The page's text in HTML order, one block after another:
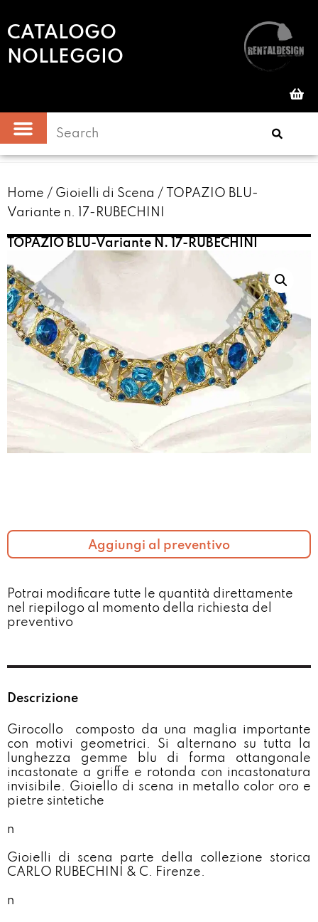
CATALOGO
NOLLEGGIO
Home / Gioielli di Scena / TOPAZIO BLU-
Variante n. 17-RUBECHINI
TOPAZIO BLU-Variante N. 17-RUBECHINI
Aggiungi al preventivo
Potrai modificare tutte le quantità direttamente
nel riepilogo al momento della richiesta del
preventivo​
Descrizione
Girocollo
composto da una maglia importante
con motivi geometrici. Si alternano su tutta la
lunghezza gemme blu di forma ottangonale
incastonate a griffe e rotonda con incastonatura
invisibile. Gioiello di scena in metallo color oro e
pietre sintetiche
n
Gioielli di scena parte della collezione storica
CARLO RUBECHINI & C. Firenze.
n